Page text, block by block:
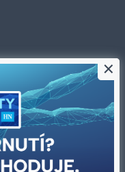
svolení vydavatele je
rozmnožování a šíření
×